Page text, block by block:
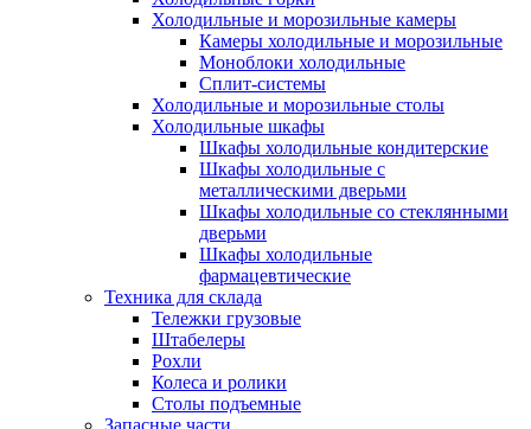
Холодильные и морозильные камеры
Камеры холодильные и морозильные
Моноблоки холодильные
Сплит-системы
Холодильные и морозильные столы
Холодильные шкафы
Шкафы холодильные кондитерские
Шкафы холодильные с
металлическими дверьми
Шкафы холодильные со стеклянными
дверьми
Шкафы холодильные
фармацевтические
Техника для склада
Тележки грузовые
Штабелеры
Рохли
Колеса и ролики
Столы подъемные
Запасные части